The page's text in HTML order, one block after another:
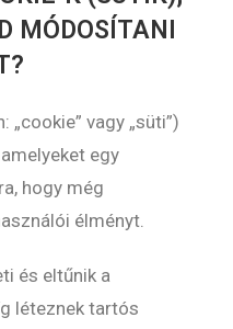
MÓDOSÍTANI
„cookie” vagy „süti”)
egy
hogy még
élményt.
és eltűnik a
léteznek tartós